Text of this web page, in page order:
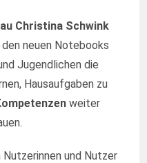
Christina Schwink
neuen Notebooks
Jugendlichen die
Hausaufgaben zu
weiter
und Nutzer